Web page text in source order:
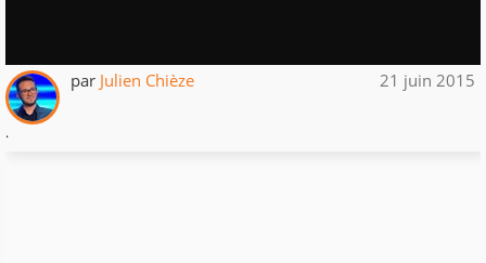
par Julien Chièze 21 juin 2015
.